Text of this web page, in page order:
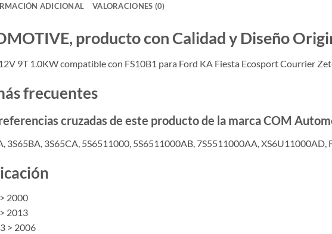
ADICIONAL VALORACIONES (0)
producto con Calidad y Diseño
9T 1.0KW compatible con FS10B1 para Ford KA Fiesta Ecosport Courrier
frecuentes
referencias cruzadas de este producto de la marca COM
3S65BA, 3S65CA, 5S6511000, 5S6511000AB, 7S5511000AA, XS6U11000AD,
2000
2013
> 2006